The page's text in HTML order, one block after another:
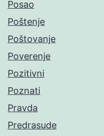
Posao
Poštenje
Poštovanje
Poverenje
Pozitivni
Poznati
Pravda
Predrasude